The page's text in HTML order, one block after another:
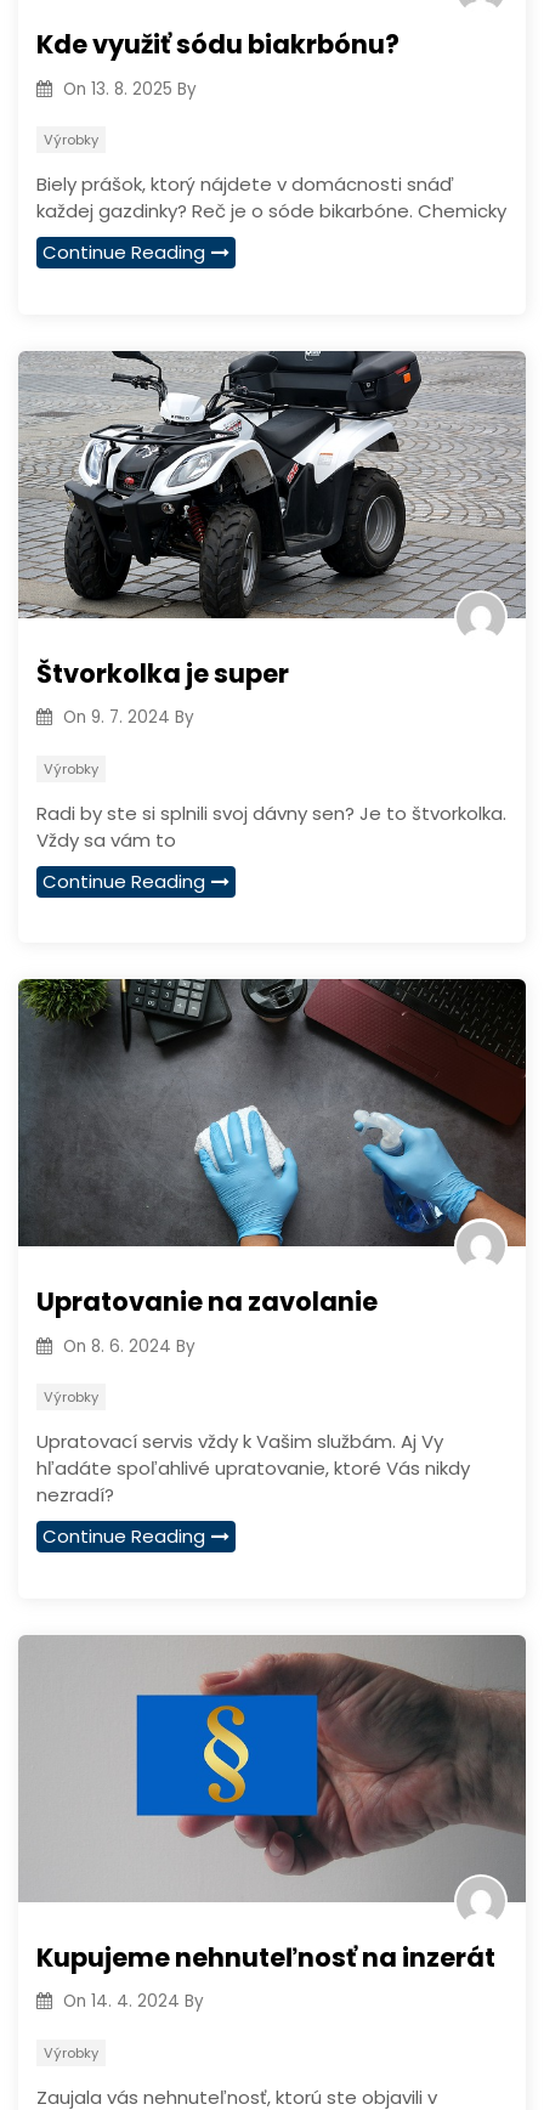
Kde využiť sódu biakrbónu?
On 13. 8. 2025 By
Výrobky
Biely prášok, ktorý nájdete v domácnosti snáď
každej gazdinky? Reč je o sóde bikarbóne. Chemicky
Continue Reading
Štvorkolka je super
On 9. 7. 2024 By
Výrobky
Radi by ste si splnili svoj dávny sen? Je to štvorkolka.
Vždy sa vám to
Continue Reading
Upratovanie na zavolanie
On 8. 6. 2024 By
Výrobky
Upratovací servis vždy k Vašim službám. Aj Vy
hľadáte spoľahlivé upratovanie, ktoré Vás nikdy
nezradí?
Continue Reading
Kupujeme nehnuteľnosť na inzerát
On 14. 4. 2024 By
Výrobky
Zaujala vás nehnuteľnosť, ktorú ste objavili v